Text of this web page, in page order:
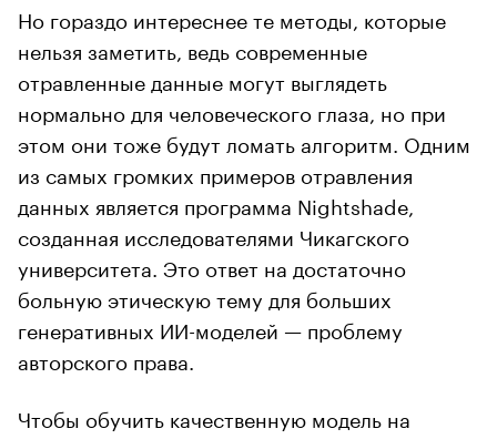
Но гораздо интереснее те методы, которые
нельзя заметить, ведь современные
отравленные данные могут выглядеть
нормально для человеческого глаза, но при
этом они тоже будут ломать алгоритм. Одним
из самых громких примеров отравления
данных является программа Nightshade,
созданная исследователями Чикагского
университета. Это ответ на достаточно
больную этическую тему для больших
генеративных ИИ-моделей — проблему
авторского права.
Чтобы обучить качественную модель на